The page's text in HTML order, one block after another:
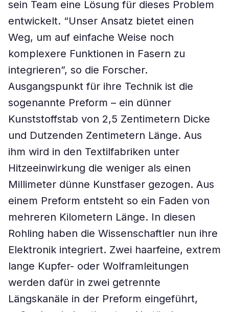
sein Team eine Lösung für dieses Problem
entwickelt. “Unser Ansatz bietet einen
Weg, um auf einfache Weise noch
komplexere Funktionen in Fasern zu
integrieren”, so die Forscher.
Ausgangspunkt für ihre Technik ist die
sogenannte Preform – ein dünner
Kunststoffstab von 2,5 Zentimetern Dicke
und Dutzenden Zentimetern Länge. Aus
ihm wird in den Textilfabriken unter
Hitzeeinwirkung die weniger als einen
Millimeter dünne Kunstfaser gezogen. Aus
einem Preform entsteht so ein Faden von
mehreren Kilometern Länge. In diesen
Rohling haben die Wissenschaftler nun ihre
Elektronik integriert. Zwei haarfeine, extrem
lange Kupfer- oder Wolframleitungen
werden dafür in zwei getrennte
Längskanäle in der Preform eingeführt,